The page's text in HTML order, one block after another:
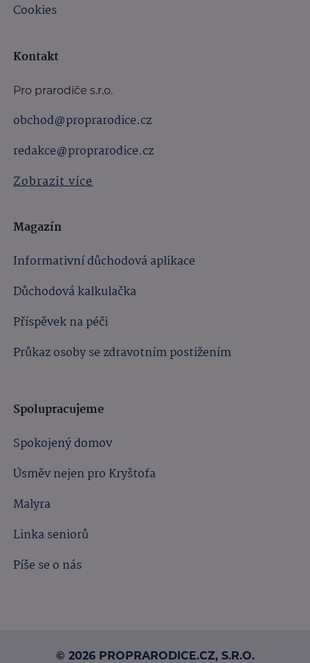
Cookies
Kontakt
Pro prarodiče s.r.o.
obchod@proprarodice.cz
redakce@proprarodice.cz
Zobrazit více
Magazín
Informativní důchodová aplikace
Důchodová kalkulačka
Příspěvek na péči
Průkaz osoby se zdravotním postižením
Spolupracujeme
Spokojený domov
Úsměv nejen pro Kryštofa
Malyra
Linka seniorů
Píše se o nás
© 2026 PROPRARODICE.CZ, S.R.O.